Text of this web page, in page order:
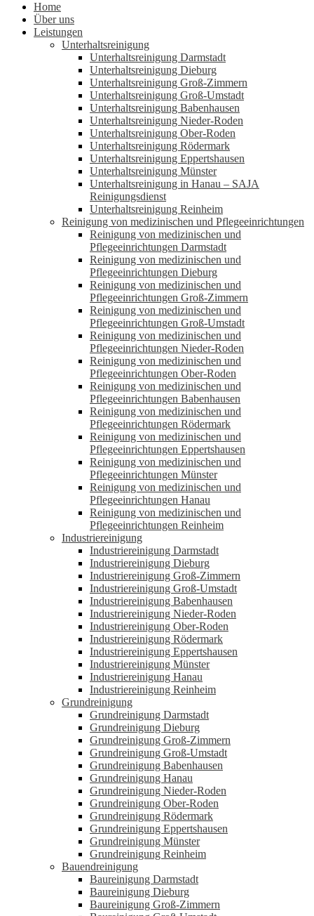
Home
Über uns
Leistungen
Unterhaltsreinigung
Unterhaltsreinigung Darmstadt
Unterhaltsreinigung Dieburg
Unterhaltsreinigung Groß-Zimmern
Unterhaltsreinigung Groß-Umstadt
Unterhaltsreinigung Babenhausen
Unterhaltsreinigung Nieder-Roden
Unterhaltsreinigung Ober-Roden
Unterhaltsreinigung Rödermark
Unterhaltsreinigung Eppertshausen
Unterhaltsreinigung Münster
Unterhaltsreinigung in Hanau – SAJA
Reinigungsdienst
Unterhaltsreinigung Reinheim
Reinigung von medizinischen und Pflegeeinrichtungen
Reinigung von medizinischen und
Pflegeeinrichtungen Darmstadt
Reinigung von medizinischen und
Pflegeeinrichtungen Dieburg
Reinigung von medizinischen und
Pflegeeinrichtungen Groß-Zimmern
Reinigung von medizinischen und
Pflegeeinrichtungen Groß-Umstadt
Reinigung von medizinischen und
Pflegeeinrichtungen Nieder-Roden
Reinigung von medizinischen und
Pflegeeinrichtungen Ober-Roden
Reinigung von medizinischen und
Pflegeeinrichtungen Babenhausen
Reinigung von medizinischen und
Pflegeeinrichtungen Rödermark
Reinigung von medizinischen und
Pflegeeinrichtungen Eppertshausen
Reinigung von medizinischen und
Pflegeeinrichtungen Münster
Reinigung von medizinischen und
Pflegeeinrichtungen Hanau
Reinigung von medizinischen und
Pflegeeinrichtungen Reinheim
Industriereinigung
Industriereinigung Darmstadt
Industriereinigung Dieburg
Industriereinigung Groß-Zimmern
Industriereinigung Groß-Umstadt
Industriereinigung Babenhausen
Industriereinigung Nieder-Roden
Industriereinigung Ober-Roden
Industriereinigung Rödermark
Industriereinigung Eppertshausen
Industriereinigung Münster
Industriereinigung Hanau
Industriereinigung Reinheim
Grundreinigung
Grundreinigung Darmstadt
Grundreinigung Dieburg
Grundreinigung Groß-Zimmern
Grundreinigung Groß-Umstadt
Grundreinigung Babenhausen
Grundreinigung Hanau
Grundreinigung Nieder-Roden
Grundreinigung Ober-Roden
Grundreinigung Rödermark
Grundreinigung Eppertshausen
Grundreinigung Münster
Grundreinigung Reinheim
Bauendreinigung
Baureinigung Darmstadt
Baureinigung Dieburg
Baureinigung Groß-Zimmern